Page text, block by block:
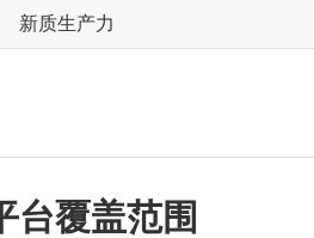
新质生产力
台覆盖范围